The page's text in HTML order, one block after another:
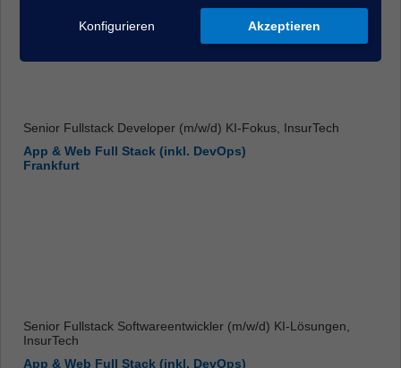
Senior Fullstack Developer (m/w/d) KI-Fokus, InsurTech
App & Web Full Stack (inkl. DevOps)
Frankfurt
Senior Fullstack Softwareentwickler (m/w/d) KI-Lösungen,
InsurTech
App & Web Full Stack (inkl. DevOps)
Konfigurieren Akzeptieren